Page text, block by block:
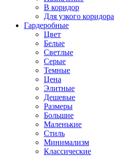
В коридор
Для узкого коридора
Гардеробные
Цвет
Белые
Светлые
Серые
Темные
Цена
Элитные
Дешевые
Размеры
Большие
Маленькие
Стиль
Минимализм
Классические